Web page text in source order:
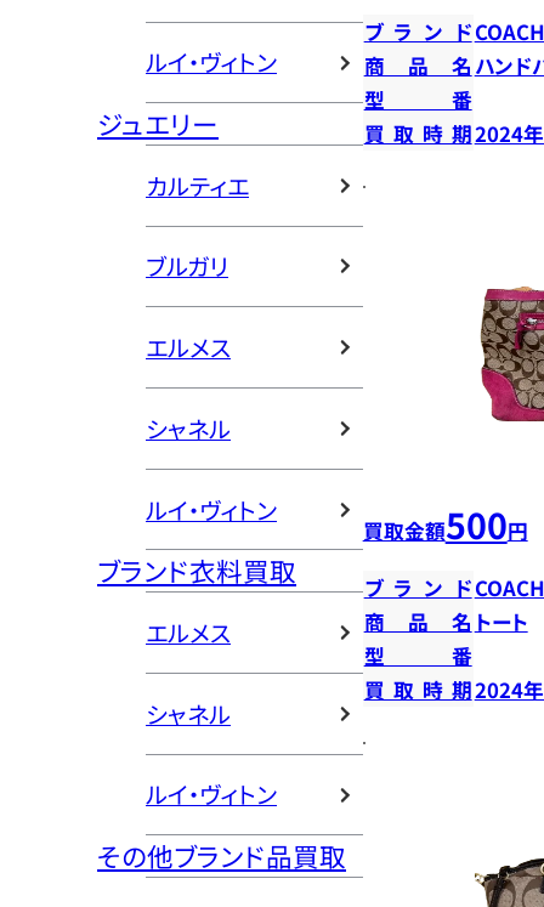
ルイ・ヴィトン
ジュエリー
カルティエ
ブルガリ
エルメス
シャネル
ルイ・ヴィトン
ブランド衣料買取
エルメス
シャネル
ルイ・ヴィトン
その他ブランド品買取
ブランドCOACH
商品名 ハンド
型番
買取時期2024
買取金額500円
ブランドCOACH
商品名 トート
型番
買取時期2024